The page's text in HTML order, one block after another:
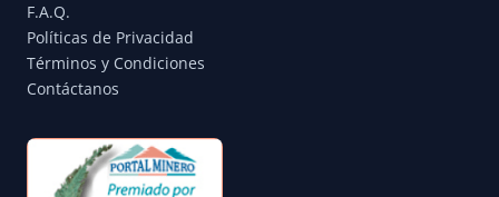
F.A.Q.
Políticas de Privacidad
Términos y Condiciones
Contáctanos